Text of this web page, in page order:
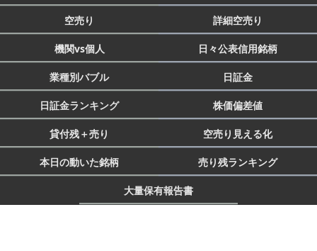
空売り 詳細空売り
機関vs個人 日々公表信用銘柄
業種別バブル 日証金
日証金ランキング 株価偏差値
貸付残＋売り 空売り見える化
本日の動いた銘柄 売り残ランキング
大量保有報告書